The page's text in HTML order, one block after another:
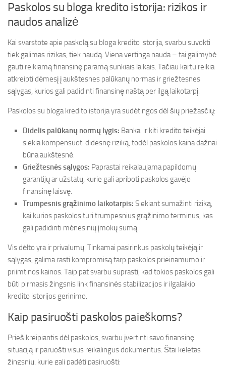
Paskolos su bloga kredito istorija: rizikos ir
naudos analizė
Kai svarstote apie paskolą su bloga kredito istorija, svarbu suvokti
tiek galimas rizikas, tiek naudą. Viena vertinga nauda – tai galimybė
gauti reikiamą finansinę paramą sunkiais laikais. Tačiau kartu reikia
atkreipti dėmesį į aukštesnes palūkanų normas ir griežtesnes
sąlygas, kurios gali padidinti finansinę naštą per ilgą laikotarpį.
Paskolos su bloga kredito istorija yra sudėtingos dėl šių priežasčių:
Didelis palūkanų normų lygis: Bankai ir kiti kredito teikėjai
siekia kompensuoti didesnę riziką, todėl paskolos kaina dažnai
būna aukštesnė.
Griežtesnės sąlygos: Paprastai reikalaujama papildomų
garantijų ar užstatų, kurie gali apriboti paskolos gavėjo
finansinę laisvę.
Trumpesnis grąžinimo laikotarpis: Siekiant sumažinti riziką,
kai kurios paskolos turi trumpesnius grąžinimo terminus, kas
gali padidinti mėnesinių įmokų sumą.
Vis dėlto yra ir privalumų. Tinkamai pasirinkus paskolų teikėją ir
sąlygas, galima rasti kompromisą tarp paskolos prieinamumo ir
priimtinos kainos. Taip pat svarbu suprasti, kad tokios paskolos gali
būti pirmasis žingsnis link finansinės stabilizacijos ir ilgalaikio
kredito istorijos gerinimo.
Kaip pasiruošti paskolos paieškoms?
Prieš kreipiantis dėl paskolos, svarbu įvertinti savo finansinę
situaciją ir paruošti visus reikalingus dokumentus. Štai keletas
žingsnių, kurie gali padėti pasiruošti: